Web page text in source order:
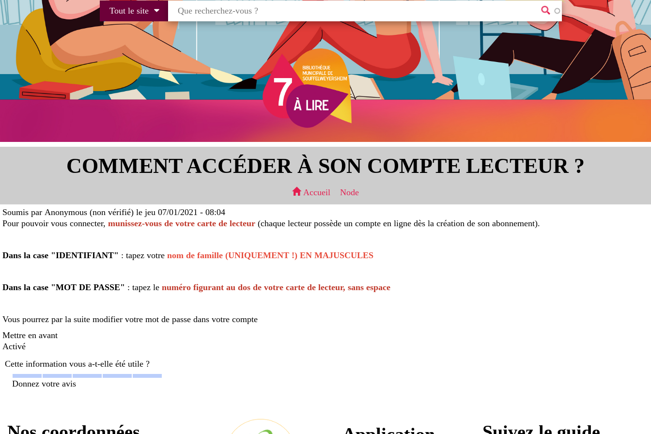
Tout le site
COMMENT ACCÉDER À SON COMPTE LECTEUR ?
Accueil Node
Soumis par Anonymous (non vérifié) le jeu 07/01/2021 - 08:04
Pour pouvoir vous connecter, munissez-vous de votre carte de lecteur (chaque lecteur possède un compte en ligne dès la création de son abonnement).
Dans la case "IDENTIFIANT" : tapez votre nom de famille (UNIQUEMENT !) EN MAJUSCULES
Dans la case "MOT DE PASSE" : tapez le numéro figurant au dos de votre carte de lecteur, sans espace
Vous pourrez par la suite modifier votre mot de passe dans votre compte
Mettre en avant
Activé
Cette information vous a-t-elle été utile ?
Donnez votre avis